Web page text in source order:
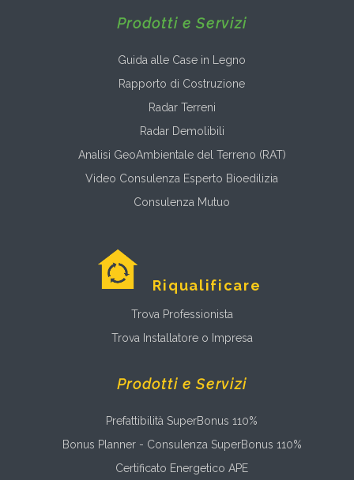
Prodotti e Servizi
Guida alle Case in Legno
Rapporto di Costruzione
Radar Terreni
Radar Demolibili
Analisi GeoAmbientale del Terreno (RAT)
Video Consulenza Esperto Bioedilizia
Consulenza Mutuo
Riqualificare
Trova Professionista
Trova Installatore o Impresa
Prodotti e Servizi
Prefattibilità SuperBonus 110%
Bonus Planner - Consulenza SuperBonus 110%
Certificato Energetico APE